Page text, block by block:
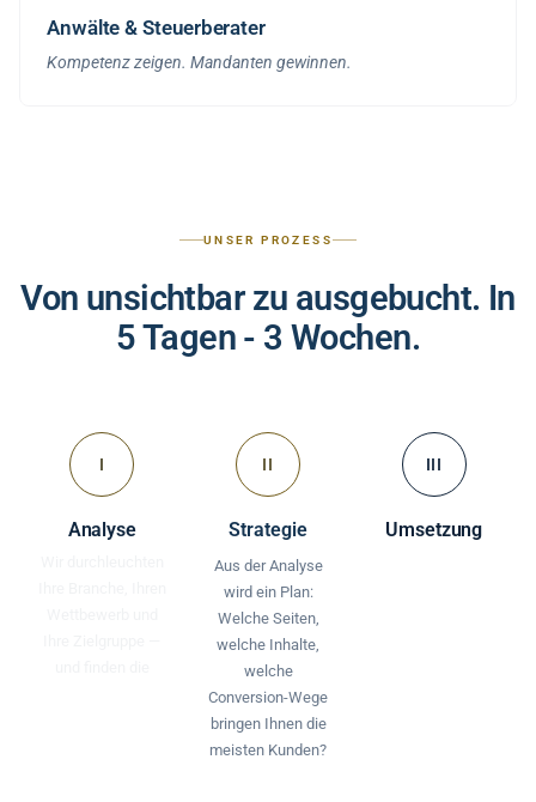
Anwälte & Steuerberater
Kompetenz zeigen. Mandanten gewinnen.
UNSER PROZESS
Von unsichtbar zu ausgebucht. In
5 Tagen - 3 Wochen.
I
Analyse
II
Strategie
Aus der Analyse
wird ein Plan:
Welche Seiten,
welche Inhalte,
welche
Conversion-Wege
bringen Ihnen die
meisten Kunden?
III
Umsetzung